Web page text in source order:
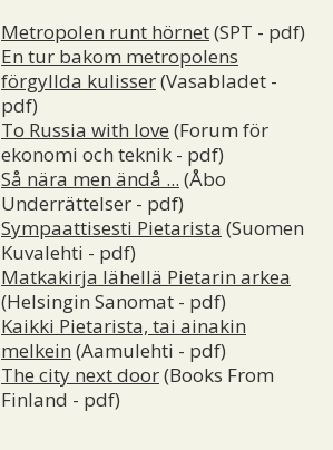
Metropolen runt hörnet(SPT - pdf)
En tur bakom metropolens
förgyllda kulisser(Vasabladet -
pdf)
To Russia with love (Forum för
ekonomi och teknik - pdf)
Så nära men ändå ... (Åbo
Underrättelser - pdf)
Sympaattisesti Pietarista (Suomen
Kuvalehti - pdf)
Matkakirja lähellä Pietarin arkea
(Helsingin Sanomat - pdf)
Kaikki Pietarista, tai ainakin
melkein (Aamulehti - pdf)
The city next door(Books From
Finland - pdf)